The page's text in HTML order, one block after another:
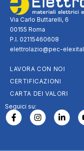
Via Carlo Buttarelli, 6
00155 Roma
P.I. 02115460608
elettrolazio@pec-
LAVORA CON NOI
CERTIFICAZIONI
CARTA DEI VALORI
Seguici su: